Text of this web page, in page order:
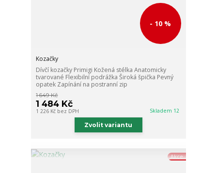
- 10 %
Kozačky
Dívčí kozačky Primigi Kožená stélka Anatomicky
tvarované Flexibilní podrážka Široká špička Pevný
opatek Zapínání na postranní zip
1 649 Kč
1 484 Kč
1 226 Kč bez DPH Skladem 12
Zvolit variantu
Akce